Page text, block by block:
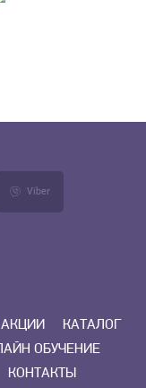
Viber
КАТАЛОГ
ОБУЧЕНИЕ
КОНТАКТЫ